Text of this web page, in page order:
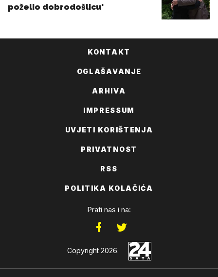
KONTAKT
OGLAŠAVANJE
ARHIVA
IMPRESSUM
UVJETI KORIŠTENJA
PRIVATNOST
RSS
POLITIKA KOLAČIĆA
Prati nas i na:
Copyright 2026.